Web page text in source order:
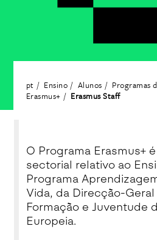
pt Ensino Alunos
Programas
Erasmus+
Erasmus Staff
O Programa Erasmus+
sectorial relativo ao
Programa
Vida, da Direcção-
Formação e Juventude
Europeia.